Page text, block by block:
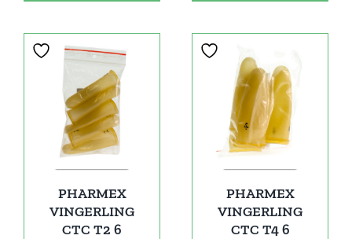
PHARMEX
VINGERLING
CTC T2 6
PHARMEX
VINGERLING
CTC T4 6